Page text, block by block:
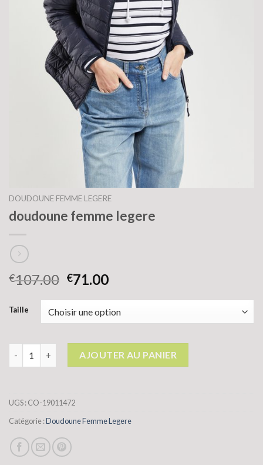
DOUDOUNE FEMME LEGERE
doudoune femme legere
€107.00 €71.00
Taille
quantité de doudoune femme legere
AJOUTER AU PANIER
UGS :CO-19011472
Catégorie :Doudoune Femme Legere